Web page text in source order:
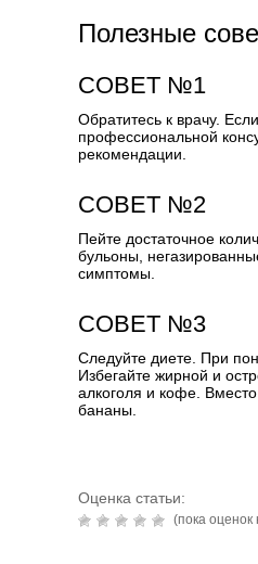
Полезные
СОВЕТ №1
Обратитесь к врачу.
профессиональной
рекомендации.
СОВЕТ №2
Пейте достаточное
бульоны,
симптомы.
СОВЕТ №3
Следуйте диете. При
Избегайте жирной и
алкоголя и кофе.
бананы.
Оценка статьи:
(пока оценок